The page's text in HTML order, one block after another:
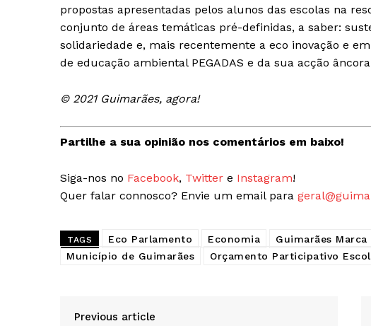
propostas apresentadas pelos alunos das escolas na
conjunto de áreas temáticas pré-definidas, a saber:
solidariedade e, mais recentemente a eco inovação e
de educação ambiental PEGADAS e da sua acção
© 2021 Guimarães, agora!
Partilhe a sua opinião nos comentários em baixo!
Siga-nos no Facebook, Twitter e Instagram!
Quer falar connosco? Envie um email para
TAGS Eco Parlamento Economia Guimarães Marca
Município de Guimarães
Orçamento Participativo
Previous article